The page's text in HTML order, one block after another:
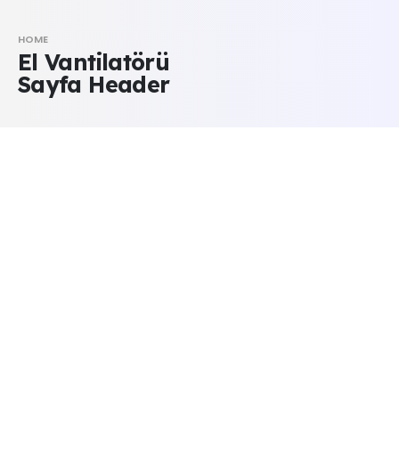
HOME
El Vantilatörü
Sayfa Header